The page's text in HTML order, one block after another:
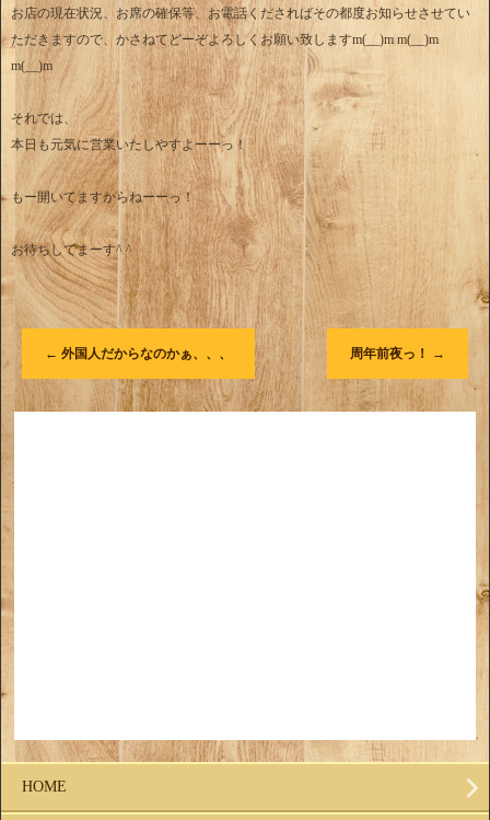
お店の現在状況、お席の確保等、お電話くださればその都度お知らせさせてい
ただきますので、かさねてどーぞよろしくお願い致しますm(__)m m(__)m
m(__)m
それでは、
本日も元気に営業いたしやすよーーっ！
もー開いてますからねーーっ！
お待ちしてまーす^ ^
← 外国人だからなのかぁ、、、 周年前夜っ！ →
HOME